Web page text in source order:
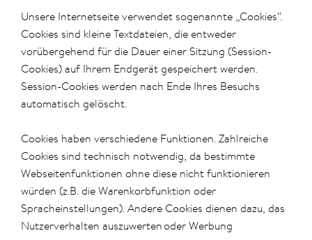
Unsere Internetseite verwendet sogenannte „Cookies“.
Cookies sind kleine Textdateien, die entweder
vorübergehend für die Dauer einer Sitzung (Session-
Cookies) auf Ihrem Endgerät gespeichert werden.
Session-Cookies werden nach Ende Ihres Besuchs
automatisch gelöscht.
Cookies haben verschiedene Funktionen. Zahlreiche
Cookies sind technisch notwendig, da bestimmte
Webseitenfunktionen ohne diese nicht funktionieren
würden (z.B. die Warenkorbfunktion oder
Spracheinstellungen). Andere Cookies dienen dazu, das
Nutzerverhalten auszuwerten oder Werbung